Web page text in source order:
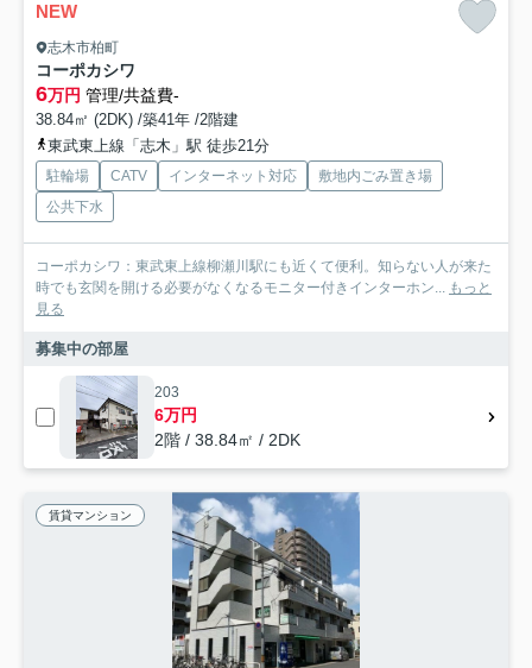
NEW
志木市柏町
コーポカシワ
6万円 管理/共益費-
38.84㎡ (2DK) /築41年 /2階建
東武東上線「志木」駅 徒歩21分
駐輪場 CATV インターネット対応
敷地内ごみ置き場
公共下水
コーポカシワ：東武東上線柳瀬川駅にも近くて便利。知らない人が来た
時でも玄関を開ける必要がなくなるモニター付きインターホン... もっと
見る
募集中の部屋
203
6万円
2階 / 38.84㎡ / 2DK
賃貸マンション